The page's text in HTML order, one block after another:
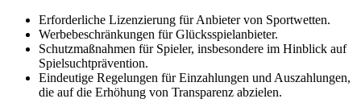
Erforderliche Lizenzierung für Anbieter von Sportwetten.
Werbebeschränkungen für Glücksspielanbieter.
Schutzmaßnahmen für Spieler, insbesondere im Hinblick auf
Spielsuchtprävention.
Eindeutige Regelungen für Einzahlungen und Auszahlungen,
die auf die Erhöhung von Transparenz abzielen.